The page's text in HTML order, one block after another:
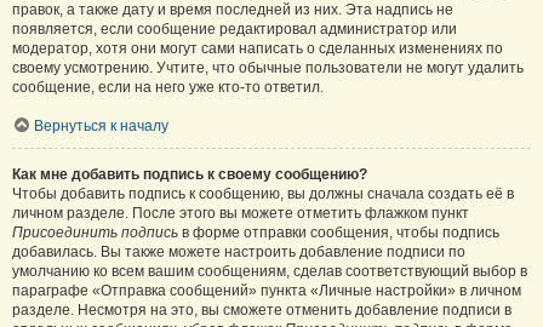
правок, а также дату и время последней из них. Эта надпись не
появляется, если сообщение редактировал администратор или
модератор, хотя они могут сами написать о сделанных изменениях по
своему усмотрению. Учтите, что обычные пользователи не могут удалить
сообщение, если на него уже кто-то ответил.
Вернуться к началу
Как мне добавить подпись к своему сообщению?
Чтобы добавить подпись к сообщению, вы должны сначала создать её в
личном разделе. После этого вы можете отметить флажком пункт
Присоединить подпись в форме отправки сообщения, чтобы подпись
добавилась. Вы также можете настроить добавление подписи по
умолчанию ко всем вашим сообщениям, сделав соответствующий выбор в
параграфе «Отправка сообщений» пункта «Личные настройки» в личном
разделе. Несмотря на это, вы сможете отменить добавление подписи в